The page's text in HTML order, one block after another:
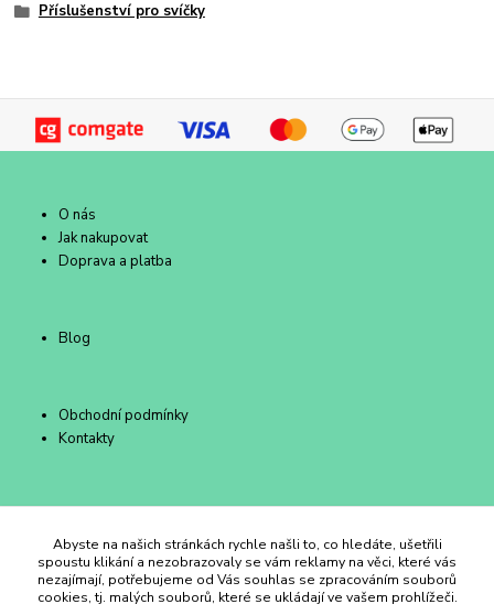
Příslušenství pro svíčky
O nás
Jak nakupovat
Doprava a platba
Blog
Obchodní podmínky
Kontakty
Duhový Ateliér Kroměříž
+420 734 258 002
Abyste na našich stránkách rychle našli to, co hledáte, ušetřili
spoustu klikání a nezobrazovaly se vám reklamy na věci, které vás
nezajímají, potřebujeme od Vás souhlas se zpracováním souborů
cookies, tj. malých souborů, které se ukládají ve vašem prohlížeči.